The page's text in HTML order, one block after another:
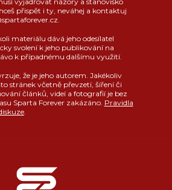
přispět i ty, neváhej a kontaktuj
materiálu dává jeho odesílatel
svolení k jeho publikování na
k případnému dalšímu využití.
že je jeho autorem. Jakékoliv
stránek včetně převzetí, šíření či
článků, videí a fotografií je bez
Sparta Forever zakázáno. Pravidla
.